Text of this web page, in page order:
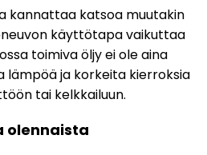
kannattaa katsoa muutakin
käyttötapa vaikuttaa
toimiva öljy ei ole aina
lämpöä ja korkeita kierroksia
tai kelkkailuun.
olennaista